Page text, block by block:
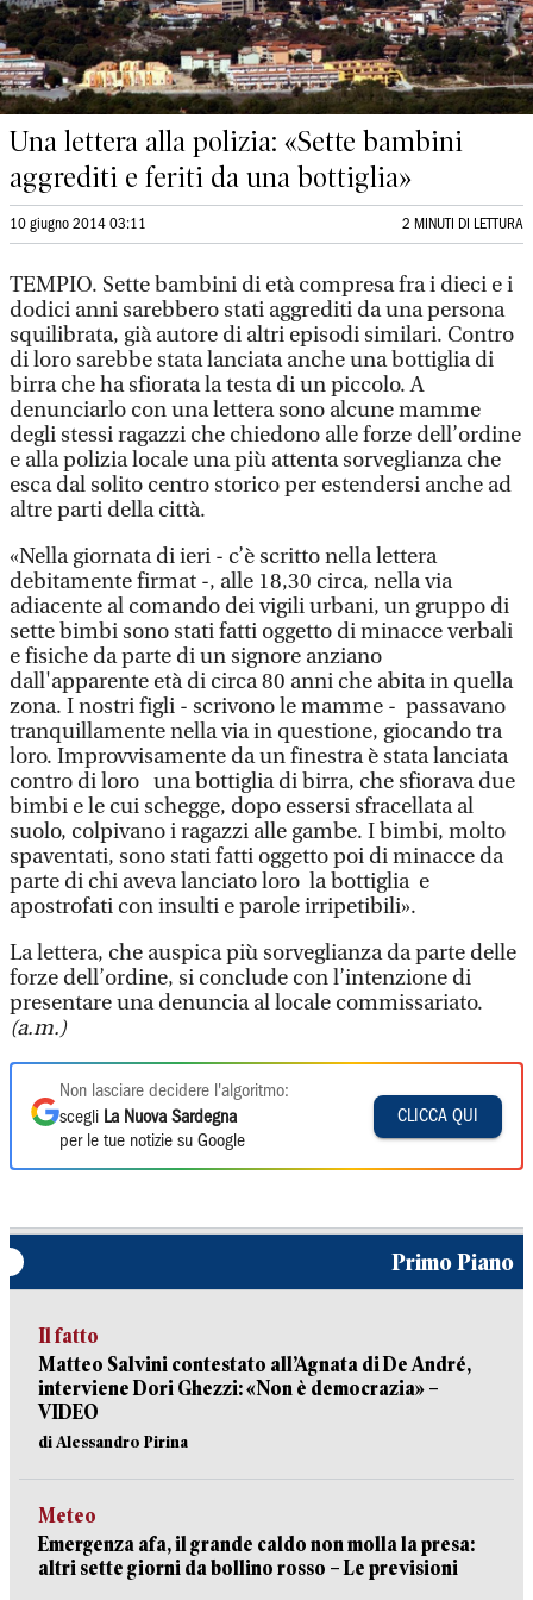
Una lettera alla polizia: «Sette bambini
aggrediti e feriti da una bottiglia»
10 giugno 2014 03:11 2 MINUTI DI LETTURA
TEMPIO. Sette bambini di età compresa fra i dieci e i
dodici anni sarebbero stati aggrediti da una persona
squilibrata, già autore di altri episodi similari. Contro
di loro sarebbe stata lanciata anche una bottiglia di
birra che ha sfiorata la testa di un piccolo. A
denunciarlo con una lettera sono alcune mamme
degli stessi ragazzi che chiedono alle forze dell’ordine
e alla polizia locale una più attenta sorveglianza che
esca dal solito centro storico per estendersi anche ad
altre parti della città.
«Nella giornata di ieri - c’è scritto nella lettera
debitamente firmat -, alle 18,30 circa, nella via
adiacente al comando dei vigili urbani, un gruppo di
sette bimbi sono stati fatti oggetto di minacce verbali
e fisiche da parte di un signore anziano
dall'apparente età di circa 80 anni che abita in quella
zona. I nostri figli - scrivono le mamme - passavano
tranquillamente nella via in questione, giocando tra
loro. Improvvisamente da un finestra è stata lanciata
contro di loro una bottiglia di birra, che sfiorava due
bimbi e le cui schegge, dopo essersi sfracellata al
suolo, colpivano i ragazzi alle gambe. I bimbi, molto
spaventati, sono stati fatti oggetto poi di minacce da
parte di chi aveva lanciato loro la bottiglia e
apostrofati con insulti e parole irripetibili».
La lettera, che auspica più sorveglianza da parte delle
forze dell’ordine, si conclude con l’intenzione di
presentare una denuncia al locale commissariato.
(a.m.)
Non lasciare decidere l'algoritmo:
scegli La Nuova Sardegna
per le tue notizie su Google
CLICCA QUI
Primo Piano
Il fatto
Matteo Salvini contestato all’Agnata di De André,
interviene Dori Ghezzi: «Non è democrazia» –
VIDEO
di Alessandro Pirina
Meteo
Emergenza afa, il grande caldo non molla la presa:
altri sette giorni da bollino rosso – Le previsioni